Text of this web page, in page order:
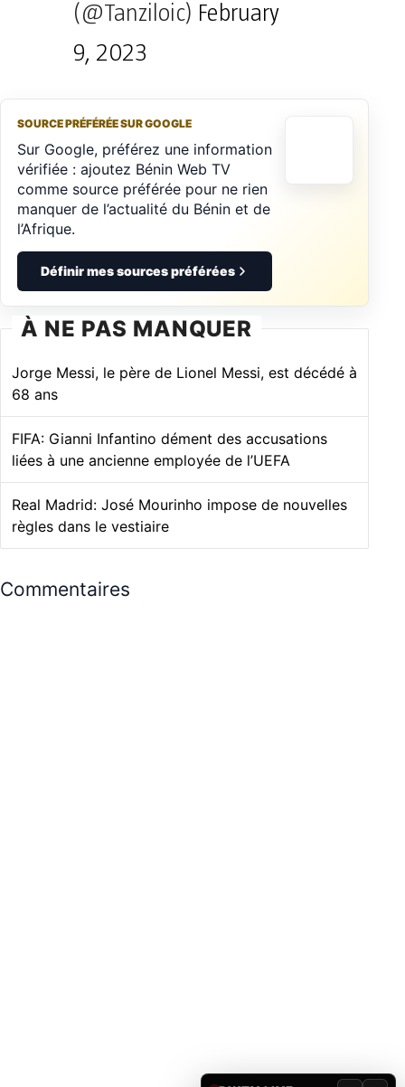
(@Tanziloic) February
9, 2023
SOURCE PRÉFÉRÉE SUR GOOGLE
Sur Google, préférez une information
vérifiée : ajoutez Bénin Web TV
comme source préférée pour ne rien
manquer de l’actualité du Bénin et de
l’Afrique.
Définir mes sources préférées
À NE PAS MANQUER
Jorge Messi, le père de Lionel Messi, est décédé à
68 ans
FIFA: Gianni Infantino dément des accusations
liées à une ancienne employée de l’UEFA
Real Madrid: José Mourinho impose de nouvelles
règles dans le vestiaire
Commentaires